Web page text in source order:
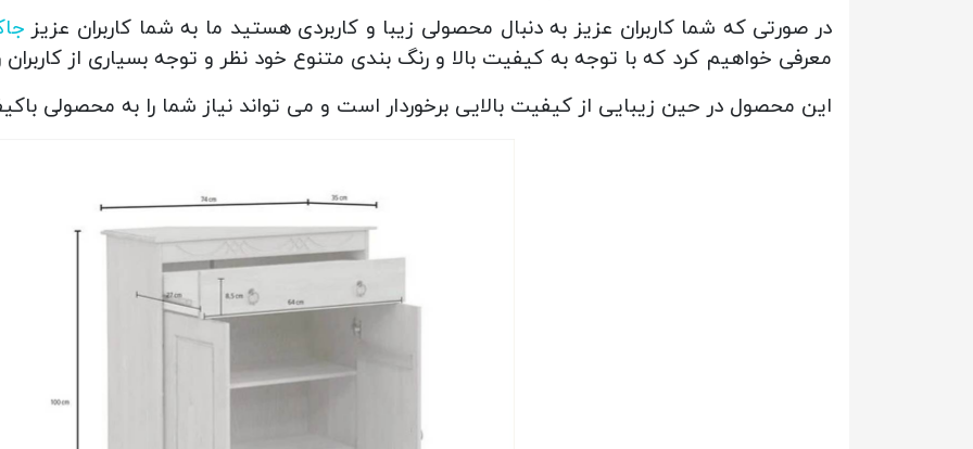
در صورتی که شما کاربران عزیز به دنبال محصولی زیبا و کاربردی هستید ما به شما کاربران عزیز
معرفی خواهیم کرد که با توجه به کیفیت بالا و رنگ بندی متنوع خود نظر و توجه بسیاری از
این محصول در حین زیبایی از کیفیت بالایی برخوردار است و می تواند نیاز شما را به محصولی